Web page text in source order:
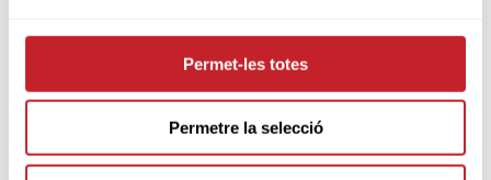
Permet-les totes
Permetre la selecció
tornar a notícies